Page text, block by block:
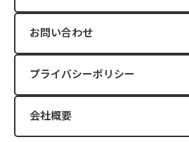
お問い合わせ
プライバシーポリシー
会社概要